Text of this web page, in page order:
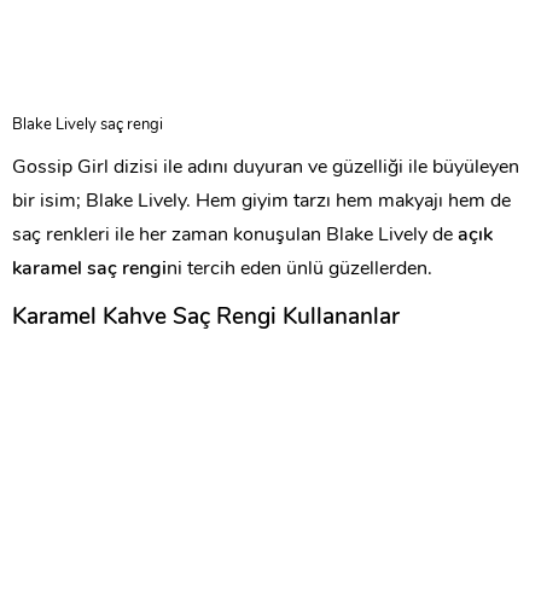
Blake Lively saç rengi
Gossip Girl dizisi ile adını duyuran ve güzelliği ile büyüleyen
bir isim; Blake Lively. Hem giyim tarzı hem makyajı hem de
saç renkleri ile her zaman konuşulan Blake Lively de açık
karamel saç rengini tercih eden ünlü güzellerden.
Karamel Kahve Saç Rengi Kullananlar